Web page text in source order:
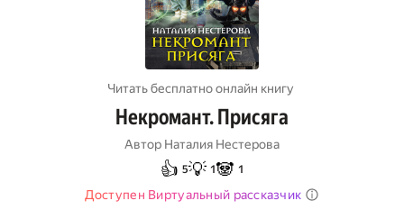
Читать бесплатно онлайн книгу
Некромант. Присяга
Автор Наталия Нестерова
👍 5💡 1🐼 1
Доступен Виртуальный рассказчик